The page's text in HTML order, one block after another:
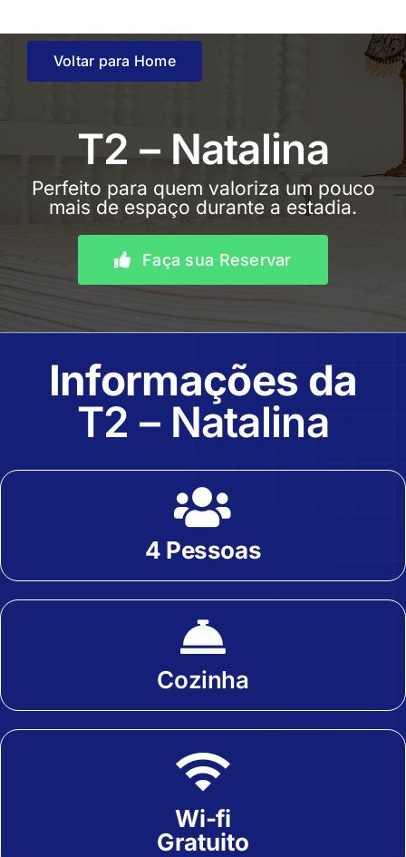
to
Voltar para Home
T2 – Natalina
Perfeito para quem valoriza um pouco
mais de espaço durante a estadia.
Faça sua Reservar
Informações da
T2 – Natalina
4 Pessoas
Cozinha
Wi-fi
Gratuito